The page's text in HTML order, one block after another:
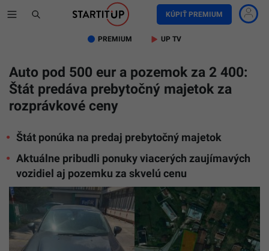
KÚPIŤ PREMIUM
PREMIUM UP TV
Auto pod 500 eur a pozemok za 2 400:
Štát predáva prebytočný majetok za
rozprávkové ceny
Štát ponúka na predaj prebytočný majetok
Aktuálne pribudli ponuky viacerých zaujímavých
vozidiel aj pozemku za skvelú cenu